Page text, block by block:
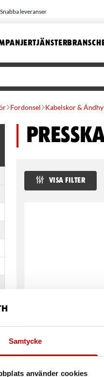
Samtycke
använder cookies
Snabba leveranser
TJÄNSTER
Fordonsel Kabelskor &
VISA FILTER
fåtrådig.